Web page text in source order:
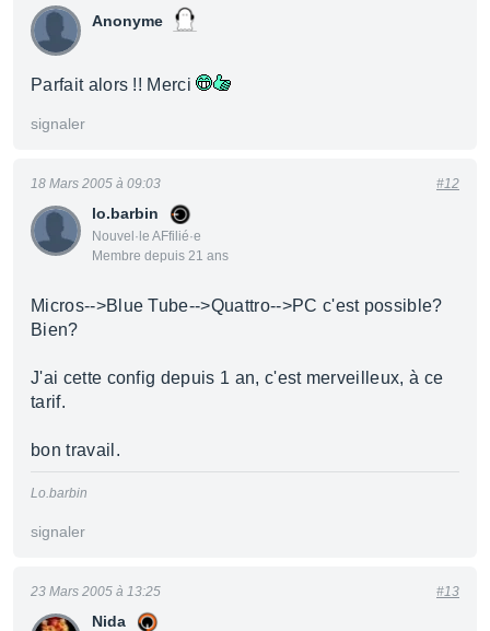
Anonyme
Parfait alors !! Merci
signaler
lo.barbin
Nouvel·le AFfilié·e
Membre depuis 21 ans
18 Mars 2005 à 09:03 #12
Micros-->Blue Tube-->Quattro-->PC c'est possible?
Bien?
J'ai cette config depuis 1 an, c'est merveilleux, à ce
tarif.
bon travail.
Lo.barbin
signaler
Nida
23 Mars 2005 à 13:25 #13